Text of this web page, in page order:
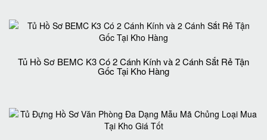
Tủ Hồ Sơ BEMC K3 Có 2 Cánh Kính và 2 Cánh Sắt Rẻ Tận
Gốc Tại Kho Hàng